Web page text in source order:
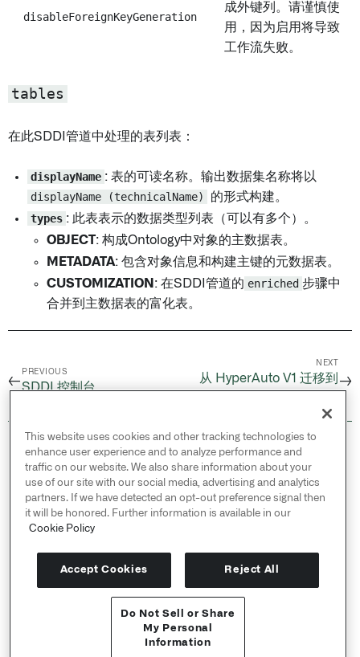
disableForeignKeyGeneration
成外键列。请谨慎使
用，因为启用将导致
工作流失败。
tables
在此SDDI管道中处理的表列表：
displayName : 表的可读名称。输出数据集名称将以
displayName (technicalName)
的形式构建。
types : 此表表示的数据类型列表（可以有多个）。
OBJECT: 构成Ontology中对象的主数据表。
METADATA: 包含对象信息和构建主键的元数据表。
CUSTOMIZATION : 在SDDI管道的 enriched 步骤中
合并到主数据表的富化表。
←
PREVIOUS
SDDI 控制台
NEXT
从 HyperAuto V1 迁移到 →
© 2026 Palantir Technologies Inc. All rights
reserved.
Cookies Statement ↗
Privacy Statement ↗
Terms of Use ↗
Do Not Sell or Share My Personal Information
This website uses cookies and other tracking technologies to
enhance user experience and to analyze performance and
traffic on our website. We also share information about your
use of our site with our social media, advertising and analytics
partners. If we have detected an opt-out preference signal then
it will be honored. Further information is available in our
Cookie Policy
Accept Cookies Reject All
Do Not Sell or Share
My Personal
Information